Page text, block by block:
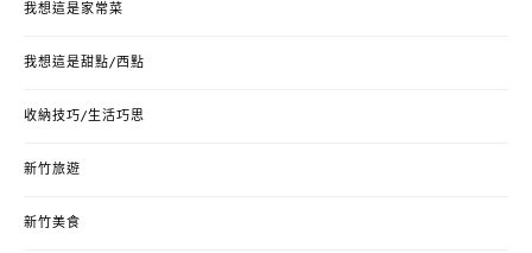
我想這是家常菜
我想這是甜點/西點
收納技巧/生活巧思
新竹旅遊
新竹美食